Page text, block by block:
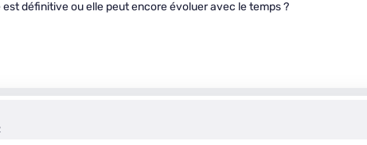
est définitive ou elle peut encore évoluer avec le temps ?